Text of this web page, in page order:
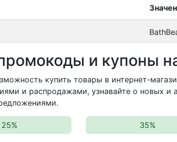
и купоны
купить товары в интернет-
и распродажами, узнавайте о новых и
25% 35%